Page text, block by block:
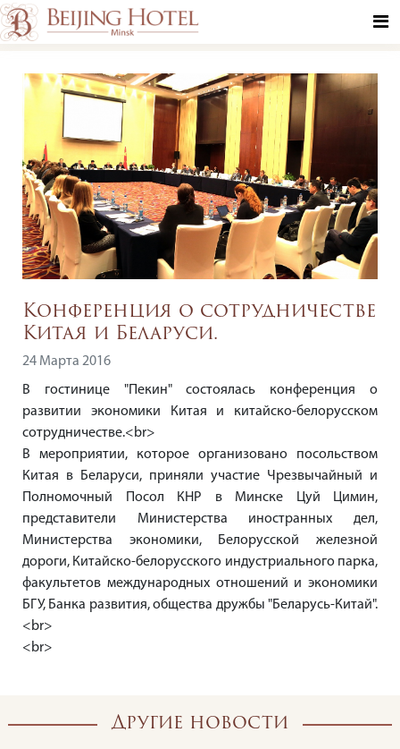
Об
отеле
Спецпредложения
Новости
Вакансии
Услуги
Контакты
Номера
цены
Стандартный
номер
Делюкс
Семейный
полулюкс
Бизнес
номер
Люкс
Представительский
люкс
Президентский
люкс
Рестораны
бары
Ресторан
«Cезоны»
Кафе
«Оазис»
Лобби-
бар
Бальный
зал
«Орхидея»
Банкетный
Мероприятия
Конференц-
залы
Корпоративы
и
банкеты
Свадьбы
Спа
фитнес
Абонементы
Аквазона
Тренажерный
зал
Спа-
Русский
English
中国
Конференция о сотрудничестве
Китая и Беларуси.
24 Марта 2016
В гостинице "Пекин" состоялась конференция о
развитии экономики Китая и китайско-белорусском
сотрудничестве.<br>
В мероприятии, которое организовано посольством
Китая в Беларуси, приняли участие Чрезвычайный и
Полномочный Посол КНР в Минске Цуй Цимин,
представители Министерства иностранных дел,
Министерства экономики, Белорусской железной
дороги, Китайско-белорусского индустриального парка,
факультетов международных отношений и экономики
БГУ, Банка развития, общества дружбы "Беларусь-Китай".
<br>
<br>
Другие новости